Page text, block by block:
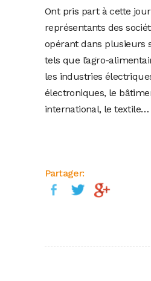
Ont pris part à cette
représentants des
opérant dans plusieurs
tels que l’agro-
les industries
électroniques, le
international, le textile…
Partager: